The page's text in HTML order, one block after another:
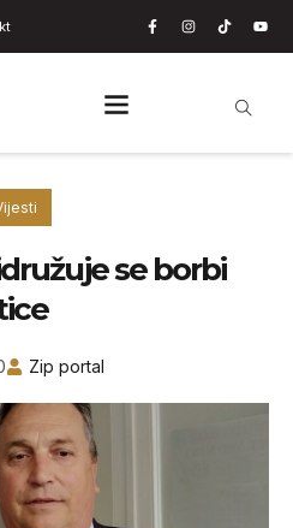
se borbi
Zip portal